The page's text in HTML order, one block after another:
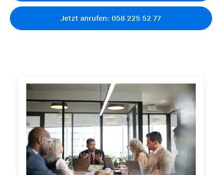
Jetzt anrufen: 058 225 52 77